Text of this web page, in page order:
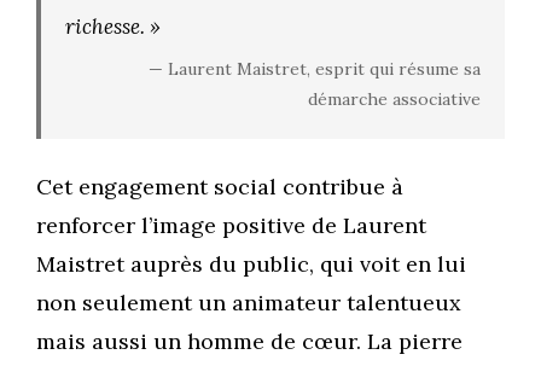
richesse. »
— Laurent Maistret, esprit qui résume sa
démarche associative
Cet engagement social contribue à
renforcer l’image positive de Laurent
Maistret auprès du public, qui voit en lui
non seulement un animateur talentueux
mais aussi un homme de cœur. La pierre